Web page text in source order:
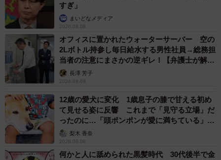
すぎ」
まいどなメディア
2026.08.08
オフィスに置かれたウォーターサーバー 空の
2Lボトル持参し毎日給水する男性社員→総務担
当者の注意にまさかの逆ギレ！【弁護士が解
説】長澤 芳子
2026.08.08
12歳の愛犬に変化 1歳息子の膝で甘える初め
て見せる姿に反響 これまで「見守る立場」だ
ったのに…「頭ポンポンが愛に満ちている」
「尊…」
梨木 香奈
2026.08.08
何かと人に舐められた黒髪時代 30代後半で金